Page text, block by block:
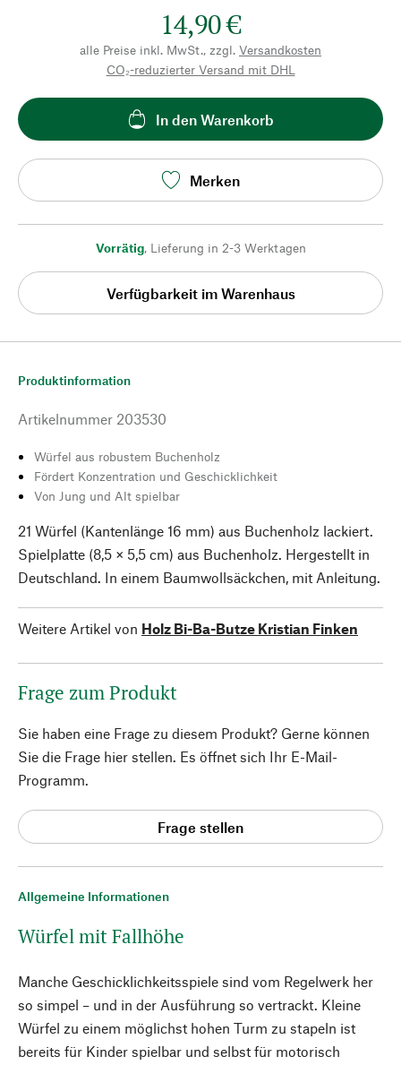
14,90 €
alle Preise inkl. MwSt., zzgl. Versandkosten
CO₂-reduzierter Versand mit DHL
In den Warenkorb
Merken
Vorrätig, Lieferung in 2-3 Werktagen
Verfügbarkeit im Warenhaus
Allgemeine Informationen
Würfel mit Fallhöhe
Manche Geschicklichkeitsspiele sind vom Regelwerk her
so simpel – und in der Ausführung so vertrackt. Kleine
Würfel zu einem möglichst hohen Turm zu stapeln ist
bereits für Kinder spielbar und selbst für motorisch
Produktinformation
Artikelnummer 203530
Würfel aus robustem Buchenholz
Fördert Konzentration und Geschicklichkeit
Von Jung und Alt spielbar
21 Würfel (Kantenlänge 16 mm) aus Buchenholz lackiert.
Spielplatte (8,5 × 5,5 cm) aus Buchenholz. Hergestellt in
Deutschland. In einem Baumwollsäckchen, mit Anleitung.
Weitere Artikel von Holz Bi-Ba-Butze Kristian Finken
Frage zum Produkt
Sie haben eine Frage zu diesem Produkt? Gerne können
Sie die Frage hier stellen. Es öffnet sich Ihr E-Mail-
Programm.
Frage stellen